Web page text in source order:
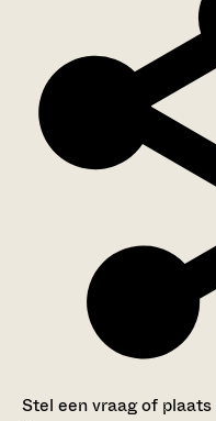
Stel een vraag of